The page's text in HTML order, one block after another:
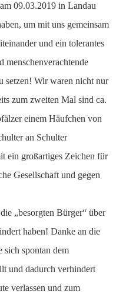
09.03.2019 in Landau
um mit uns gemeinsam
und ein tolerantes
menschenverachtende
setzen! Wir waren nicht nur
zum zweiten Mal sind ca.
einem Häufchen von
an Schulter
ein großartiges Zeichen für
Gesellschaft und gegen
„besorgten Bürger“ über
haben! Danke an die
sich spontan dem
und dadurch verhindert
verlassen und zum